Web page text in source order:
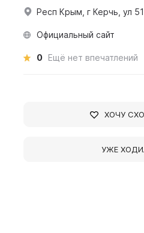
Респ Крым, г Керчь, ул
Официальный сайт
0 Ещё нет впечатлений
ХОЧУ
УЖЕ